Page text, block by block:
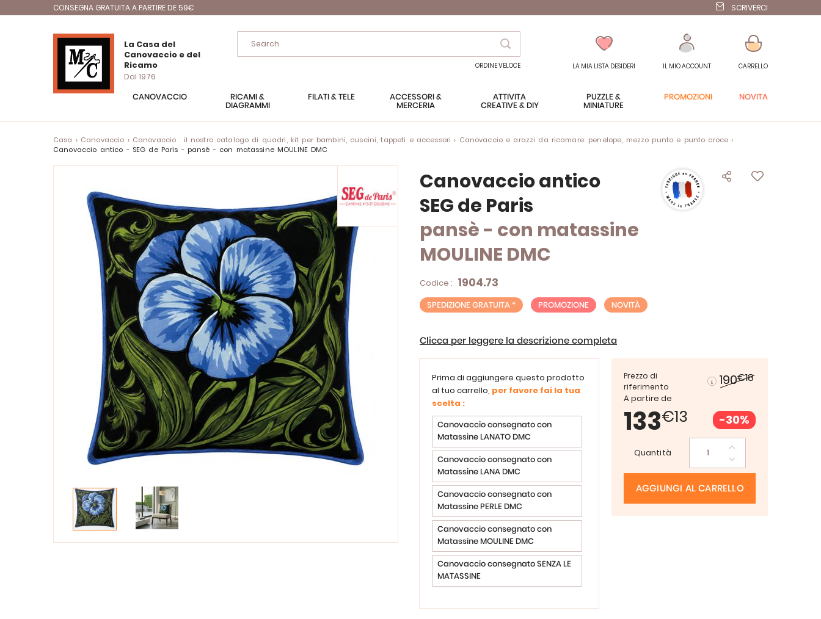
CONSEGNA GRATUITA A PARTIRE DE 59€ SCRIVERCI
La Casa del
Canovaccio e del
Ricamo
Dal 1976
Search
ORDINE VELOCE LA MIA LISTA DESIDERI IL MIO ACCOUNT CARRELLO
CANOVACCIO
RICAMI &
DIAGRAMMI
FILATI & TELE
ACCESSORI &
MERCERIA
ATTIVITÀ
CREATIVE & DIY
PUZZLE &
MINIATURE
PROMOZIONI NOVITÀ
Casa Canovaccio Canovaccio : il nostro catalogo di quadri, kit per bambini, cuscini, tappeti e accessori
Canovaccio e arazzi da ricamare: penelope, mezzo punto e punto croce
Canovaccio antico - SEG de Paris - pansè - con matassine MOULINE DMC
Canovaccio antico
SEG de Paris
pansè - con matassine
MOULINE DMC
Codice : 1904.73
SPEDIZIONE GRATUITA * PROMOZIONE NOVITÀ
Clicca per leggere la descrizione completa
Prima di aggiungere questo prodotto
al tuo carrello, per favore fai la tua
scelta :
Canovaccio consegnato con
Matassine LANATO DMC
Canovaccio consegnato con
Matassine LANA DMC
Canovaccio consegnato con
Matassine PERLE DMC
Canovaccio consegnato con
Matassine MOULINE DMC
Canovaccio consegnato SENZA LE
MATASSINE
Prezzo di
riferimento
190€18
A partire de
133€13 -30%
Quantità
AGGIUNGI AL CARRELLO